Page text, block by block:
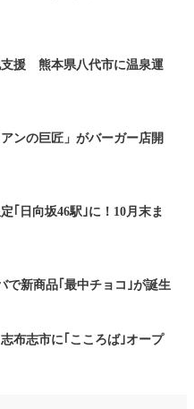
支援 熊本県八代市に温泉運
ンの巨匠」がバーガー店開
｢日向坂46駅｣に！10月末ま
で新商品｢最中チョコ｣が誕生
布志市に｢こころば｣オープ